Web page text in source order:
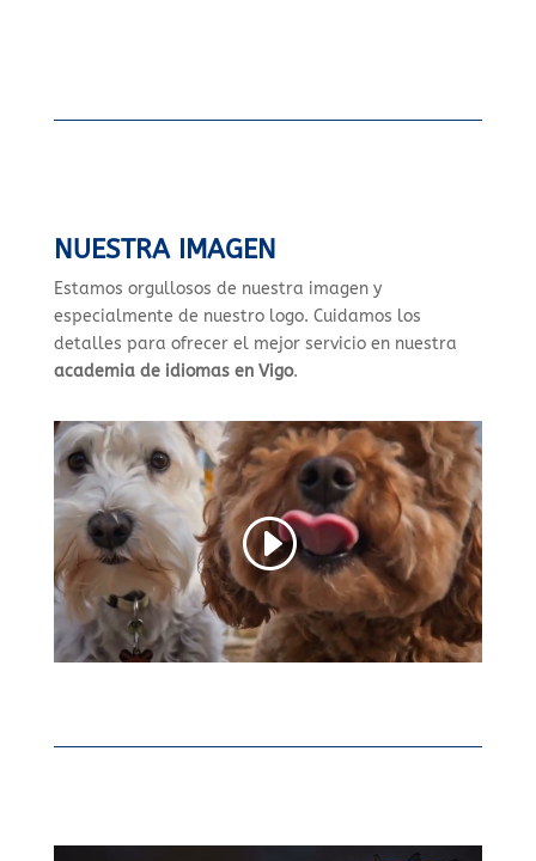
NUESTRA IMAGEN
Estamos orgullosos de nuestra imagen y
especialmente de nuestro logo. Cuidamos los
detalles para ofrecer el mejor servicio en nuestra
academia de idiomas en Vigo.